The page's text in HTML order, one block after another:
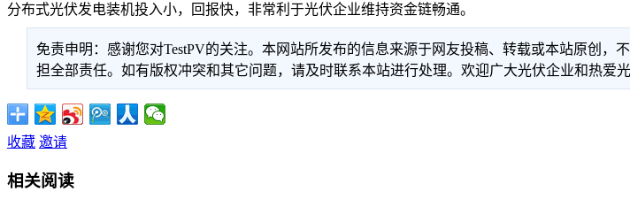
分布式光伏发电装机投入小，回报快，非常利于光伏企业维持资金链畅通。
免责申明：感谢您对TestPV的关注。本网站所发布的信息来源于网友投稿、转载或本站原创
担全部责任。如有版权冲突和其它问题，请及时联系本站进行处理。欢迎广大光伏企业和热爱光
收藏 邀请
相关阅读